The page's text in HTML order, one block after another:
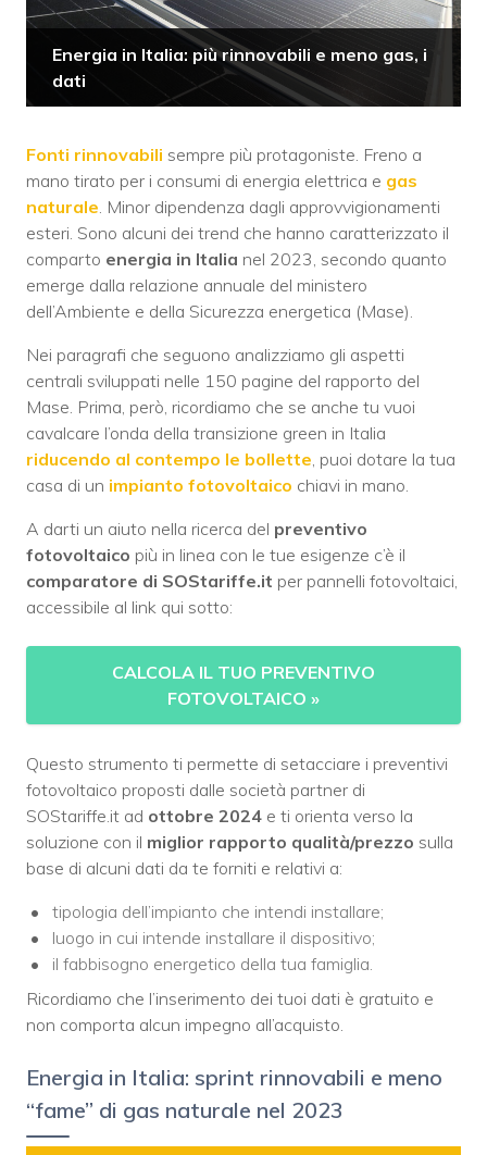
Energia in Italia: più rinnovabili e meno gas, i
dati
Fonti rinnovabili sempre più protagoniste. Freno a
mano tirato per i consumi di energia elettrica e gas
naturale . Minor dipendenza dagli approvvigionamenti
esteri. Sono alcuni dei trend che hanno caratterizzato il
comparto energia in Italia nel 2023, secondo quanto
emerge dalla relazione annuale del ministero
dell’Ambiente e della Sicurezza energetica (Mase).
Nei paragrafi che seguono analizziamo gli aspetti
centrali sviluppati nelle 150 pagine del rapporto del
Mase. Prima, però, ricordiamo che se anche tu vuoi
cavalcare l’onda della transizione green in Italia
riducendo al contempo le bollette , puoi dotare la tua
casa di un impianto fotovoltaico chiavi in mano.
A darti un aiuto nella ricerca del preventivo
fotovoltaico più in linea con le tue esigenze c’è il
comparatore di SOStariffe.it per pannelli fotovoltaici,
accessibile al link qui sotto:
CALCOLA IL TUO PREVENTIVO
FOTOVOLTAICO »
Questo strumento ti permette di setacciare i preventivi
fotovoltaico proposti dalle società partner di
SOStariffe.it ad ottobre 2024 e ti orienta verso la
soluzione con il miglior rapporto qualità/prezzo sulla
base di alcuni dati da te forniti e relativi a:
tipologia dell’impianto che intendi installare;
luogo in cui intende installare il dispositivo;
il fabbisogno energetico della tua famiglia.
Ricordiamo che l’inserimento dei tuoi dati è gratuito e
non comporta alcun impegno all’acquisto.
Energia in Italia: sprint rinnovabili e meno
“fame” di gas naturale nel 2023